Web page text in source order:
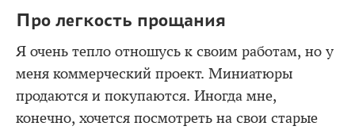
Про легкость прощания
Я очень тепло отношусь к своим работам, но у
меня коммерческий проект. Миниатюры
продаются и покупаются. Иногда мне,
конечно, хочется посмотреть на свои старые